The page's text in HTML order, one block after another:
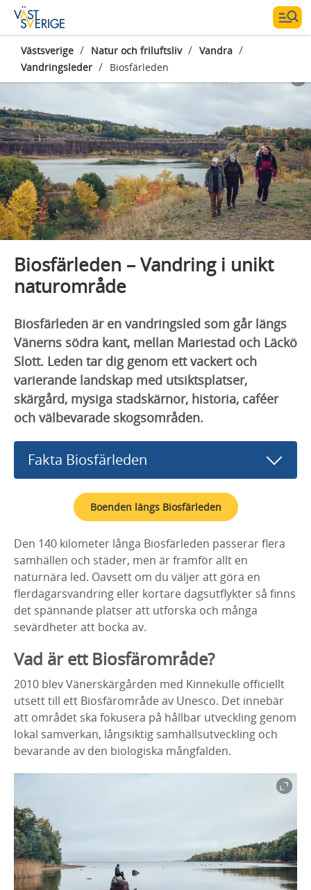
Västsverige / Natur och friluftsliv / Vandra /
Vandringsleder / Biosfärleden
Biosfärleden – Vandring i unikt
naturområde
Biosfärleden är en vandringsled som går längs
Vänerns södra kant, mellan Mariestad och Läckö
Slott. Leden tar dig genom ett vackert och
varierande landskap med utsiktsplatser,
skärgård, mysiga stadskärnor, historia, caféer
och välbevarade skogsområden.
Fakta Biosfärleden
Boenden längs Biosfärleden
Den 140 kilometer långa Biosfärleden passerar flera
samhällen och städer, men är framför allt en
naturnära led. Oavsett om du väljer att göra en
flerdagarsvandring eller kortare dagsutflykter så finns
det spännande platser att utforska och många
sevärdheter att bocka av.
Vad är ett Biosfärområde?
2010 blev Vänerskärgården med Kinnekulle officiellt
utsett till ett Biosfärområde av Unesco. Det innebär
att området ska fokusera på hållbar utveckling genom
lokal samverkan, långsiktig samhällsutveckling och
bevarande av den biologiska mångfalden.